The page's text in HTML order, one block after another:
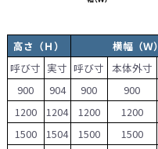
高さ（Ｈ） 横幅（Ｗ）
呼び寸 実寸 呼び寸 本体外寸
900
904 900 900
1200
1204 1200 1200
1500
1504 1500 1500